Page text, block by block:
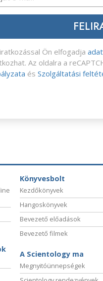
Ön elfogadja
Az oldalra a
és Szolgáltatási
Könyvesbolt
Kezdőkönyvek
Hangoskönyvek
Bevezető előadások
Bevezető filmek
A Scientology ma
Megnyitóünnepségek